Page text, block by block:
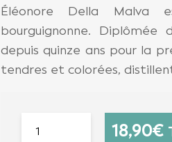
Éléonore Della Malva
bourguignonne. Diplômée
depuis quinze ans pour la
tendres et colorées,
18,90€